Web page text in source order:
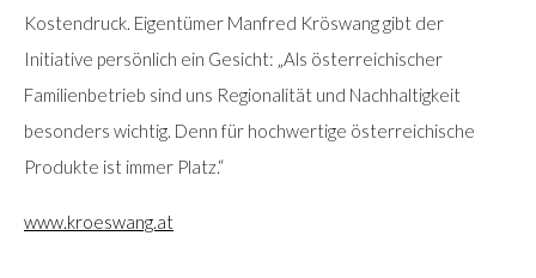
Kostendruck. Eigentümer Manfred Kröswang gibt der
Initiative persönlich ein Gesicht: „Als österreichischer
Familienbetrieb sind uns Regionalität und Nachhaltigkeit
besonders wichtig. Denn für hochwertige österreichische
Produkte ist immer Platz.“
www.kroeswang.at